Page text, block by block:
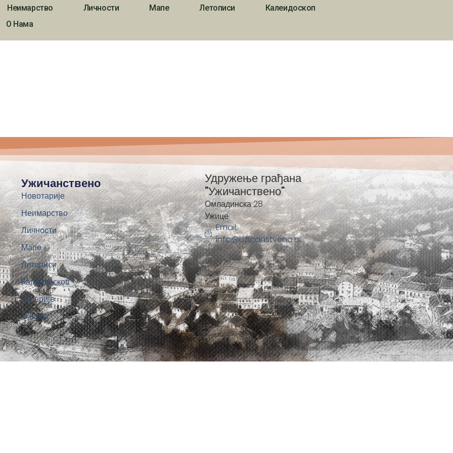
Неимарство Личности Мапе Летописи
Калеидоскоп
О Нама
Ужичанствено
Новотарије
Неимарство
Личности
Мапе
Летописи
Калеидоскоп
Галерије
О нама
Удружење грађана
"Ужичанствено"
Омладинска 28
Ужице
Email:
info@uzicanstveno.rs